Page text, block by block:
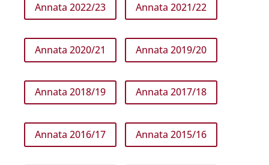
Annata 2022/23 Annata 2021/22
Annata 2020/21 Annata 2019/20
Annata 2018/19 Annata 2017/18
Annata 2016/17 Annata 2015/16